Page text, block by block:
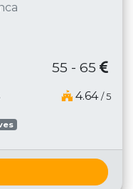
55 - 65
4.64 / 5